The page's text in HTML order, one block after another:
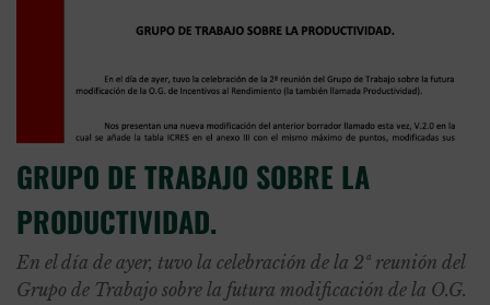
GRUPO DE TRABAJO SOBRE LA
PRODUCTIVIDAD.
En el día de ayer, tuvo la celebración de la 2ª reunión del
Grupo de Trabajo sobre la futura modificación de la O.G.